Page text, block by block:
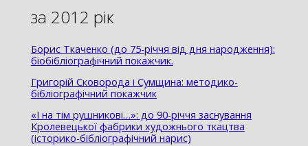
за 2012 рік
Борис Ткаченко (до 75-річчя від дня народження):
біобібліографічний покажчик.
Григорій Сковорода і Сумщина: методико-
бібліографічний покажчик
«І на тім рушникові…»: до 90-річчя заснування
Кролевецької фабрики художнього ткацтва
(історико-бібліографічний нарис)